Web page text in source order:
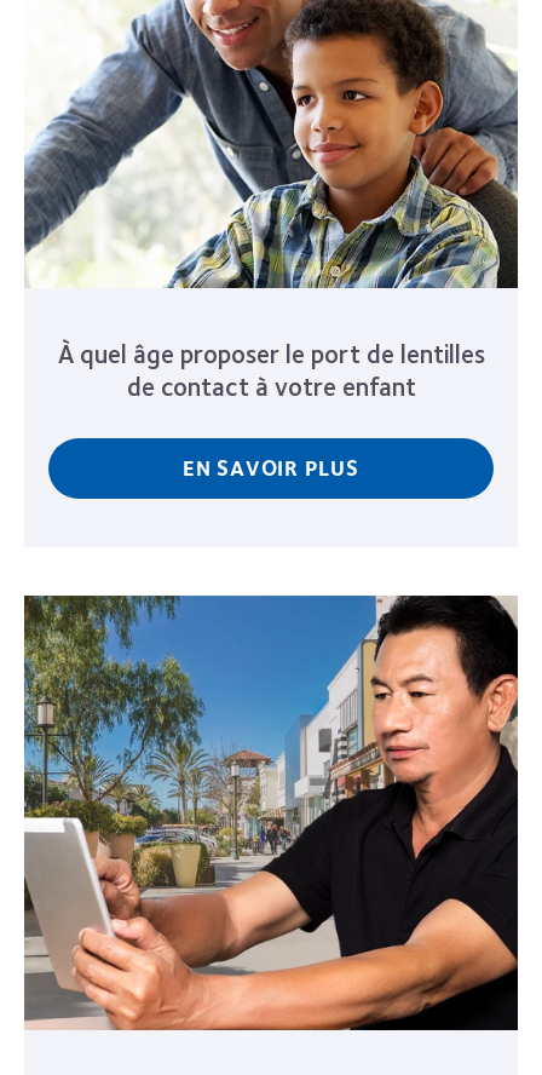
À quel âge proposer le port de lentilles
de contact à votre enfant
EN SAVOIR PLUS